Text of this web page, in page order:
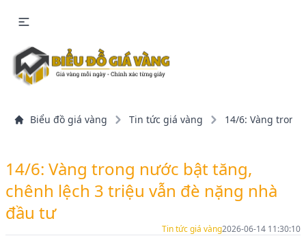
Biểu đồ giá vàng Tin tức giá vàng 14/6: Vàng
14/6: Vàng trong nước bật tăng,
chênh lệch 3 triệu vẫn đè nặng nhà
đầu tư
Tin tức giá vàng2026-06-14 11:30:10